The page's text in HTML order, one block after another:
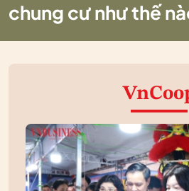
chung cư như thế